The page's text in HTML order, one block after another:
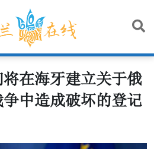
在海牙建立关于俄
中造成破坏的登记